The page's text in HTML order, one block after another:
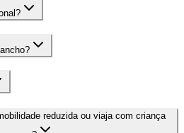
reduzida ou viaja com criança